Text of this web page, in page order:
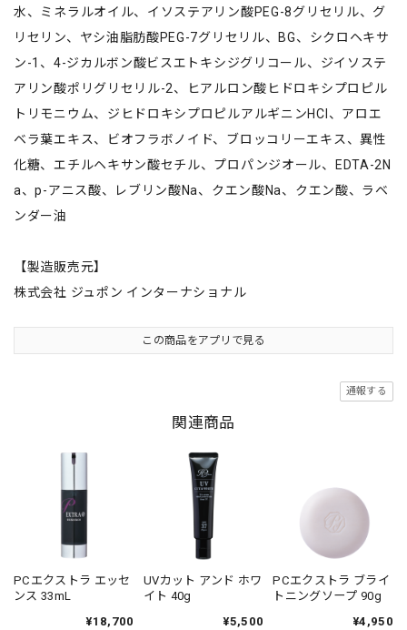
水、ミネラルオイル、イソステアリン酸PEG-8グリセリル、グ
リセリン、ヤシ油脂肪酸PEG-7グリセリル、BG、シクロヘキサ
ン-1、4-ジカルボン酸ビスエトキシジグリコール、ジイソステ
アリン酸ポリグリセリル-2、ヒアルロン酸ヒドロキシプロピル
トリモニウム、ジヒドロキシプロピルアルギニンHCl、アロエ
ベラ葉エキス、ビオフラボノイド、ブロッコリーエキス、異性
化糖、エチルヘキサン酸セチル、プロパンジオール、EDTA-2N
a、p-アニス酸、レブリン酸Na、クエン酸Na、クエン酸、ラベ
ンダー油
【製造販売元】
株式会社 ジュポン インターナショナル
この商品をアプリで見る
通報する
関連商品
PCエクストラ エッセ
ンス 33mL
¥18,700
UVカット アンド ホワ
イト 40g
¥5,500
PCエクストラ ブライ
トニングソープ 90g
¥4,950